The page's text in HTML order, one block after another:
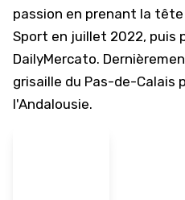
passion en prenant la
Sport en juillet 2022, puis
DailyMercato.
grisaille du Pas-de-Calais
l'Andalousie.